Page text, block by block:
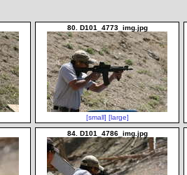
80. D101_4773_img.jpg
[small] [large]
84. D101_4786_img.jpg